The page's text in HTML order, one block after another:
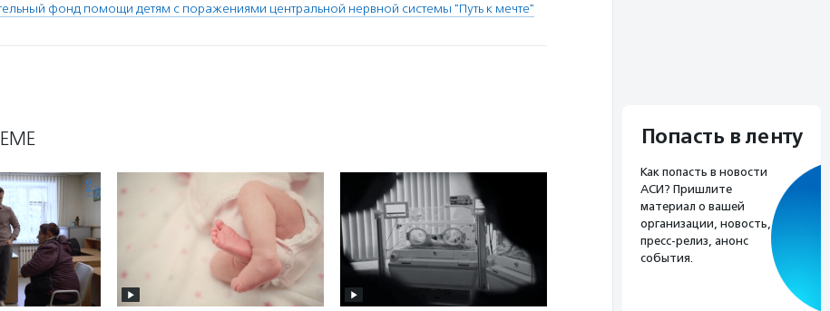
фонд помощи детям с поражениями центральной нервной системы "Путь к мечте"
Попасть в ленту
Как попасть в новости
АСИ? Пришлите
материал о вашей
организации, новость,
пресс-релиз, анонс
события.